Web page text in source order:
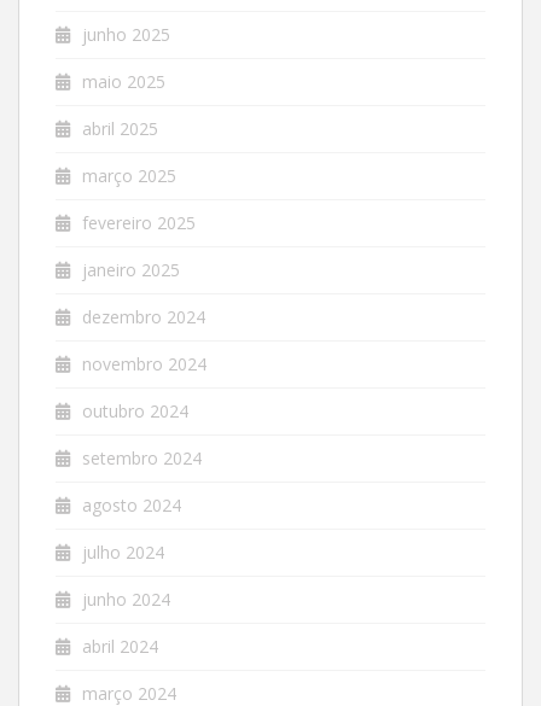
junho 2025
maio 2025
abril 2025
março 2025
fevereiro 2025
janeiro 2025
dezembro 2024
novembro 2024
outubro 2024
setembro 2024
agosto 2024
julho 2024
junho 2024
abril 2024
março 2024